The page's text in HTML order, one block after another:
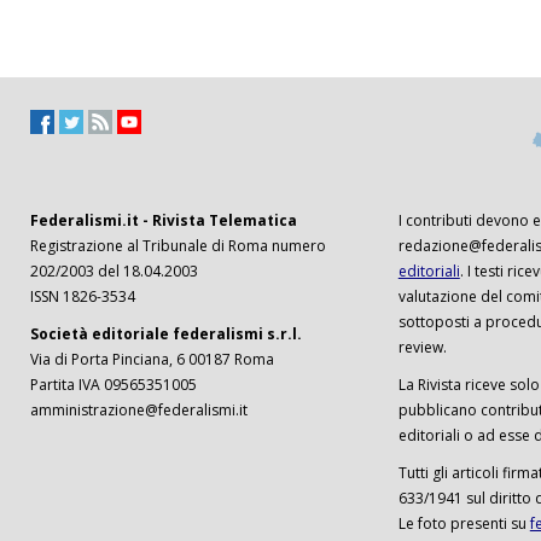
Federalismi.it - Rivista Telematica
Registrazione al Tribunale di Roma numero
202/2003 del 18.04.2003
ISSN 1826-3534
Società editoriale federalismi s.r.l.
Via di Porta Pinciana, 6 00187 Roma
Partita IVA 09565351005
amministrazione@federalismi.it
I contributi devono
editoriali. I testi
valutazione del
sottoposti a
review.
La Rivista riceve
pubblicano
editoriali o ad esse
Tutti gli articoli
633/1941 sul diritto
Le foto presenti su